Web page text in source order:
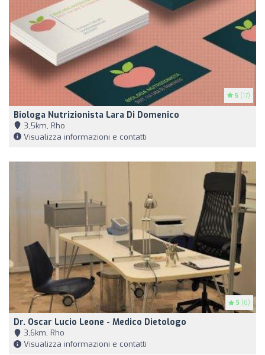
5 (17)
Biologa Nutrizionista Lara Di Domenico
3,5km, Rho
Visualizza informazioni e contatti
5 (6)
Dr. Oscar Lucio Leone - Medico Dietologo
3,6km, Rho
Visualizza informazioni e contatti